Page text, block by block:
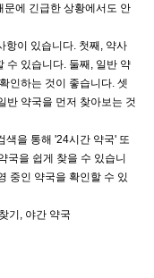
문에 긴급한 상황에서도 안
항이 있습니다. 첫째, 약사
수 있습니다. 둘째, 일반 약
인하는 것이 좋습니다. 셋
반 약국을 먼저 찾아보는 것
색을 통해 '24시간 약국' 또
국을 쉽게 찾을 수 있습니
중인 약국을 확인할 수 있
기, 야간 약국